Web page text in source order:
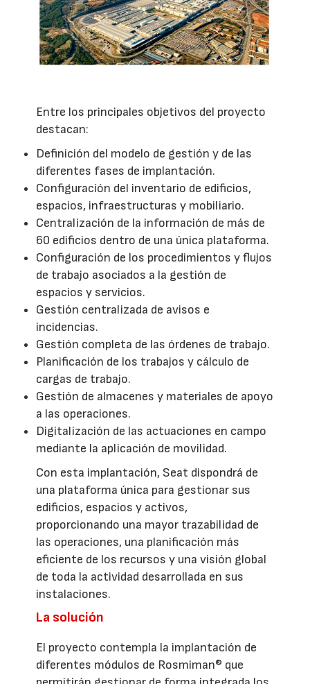
Entre los principales objetivos del proyecto
destacan:
Definición del modelo de gestión y de las
diferentes fases de implantación.
Configuración del inventario de edificios,
espacios, infraestructuras y mobiliario.
Centralización de la información de más de
60 edificios dentro de una única plataforma.
Configuración de los procedimientos y flujos
de trabajo asociados a la gestión de
espacios y servicios.
Gestión centralizada de avisos e
incidencias.
Gestión completa de las órdenes de trabajo.
Planificación de los trabajos y cálculo de
cargas de trabajo.
Gestión de almacenes y materiales de apoyo
a las operaciones.
Digitalización de las actuaciones en campo
mediante la aplicación de movilidad.
Con esta implantación, Seat dispondrá de
una plataforma única para gestionar sus
edificios, espacios y activos,
proporcionando una mayor trazabilidad de
las operaciones, una planificación más
eficiente de los recursos y una visión global
de toda la actividad desarrollada en sus
instalaciones.
La solución
El proyecto contempla la implantación de
diferentes módulos de Rosmiman® que